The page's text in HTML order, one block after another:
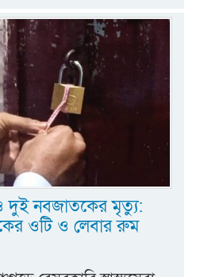
দুই নবজাতকের মৃত্যু:
ওটি ও লেবার রুম